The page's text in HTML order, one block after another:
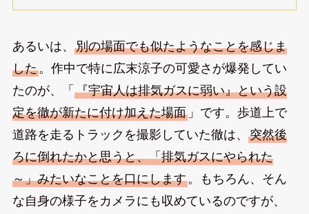
あるいは、 別の場面でも似たようなことを感じま
した。作中で特に広末涼子の可愛さが爆発してい
たのが、「 『宇宙人は排気ガスに弱い』という設
定を徹が新たに付け加えた場面」です。歩道上で
道路を走るトラックを撮影していた徹は、 突然後
ろに倒れたかと思うと、「排気ガスにやられた
～」みたいなことを口にします。もちろん、そん
な自身の様子をカメラにも収めているのですが、